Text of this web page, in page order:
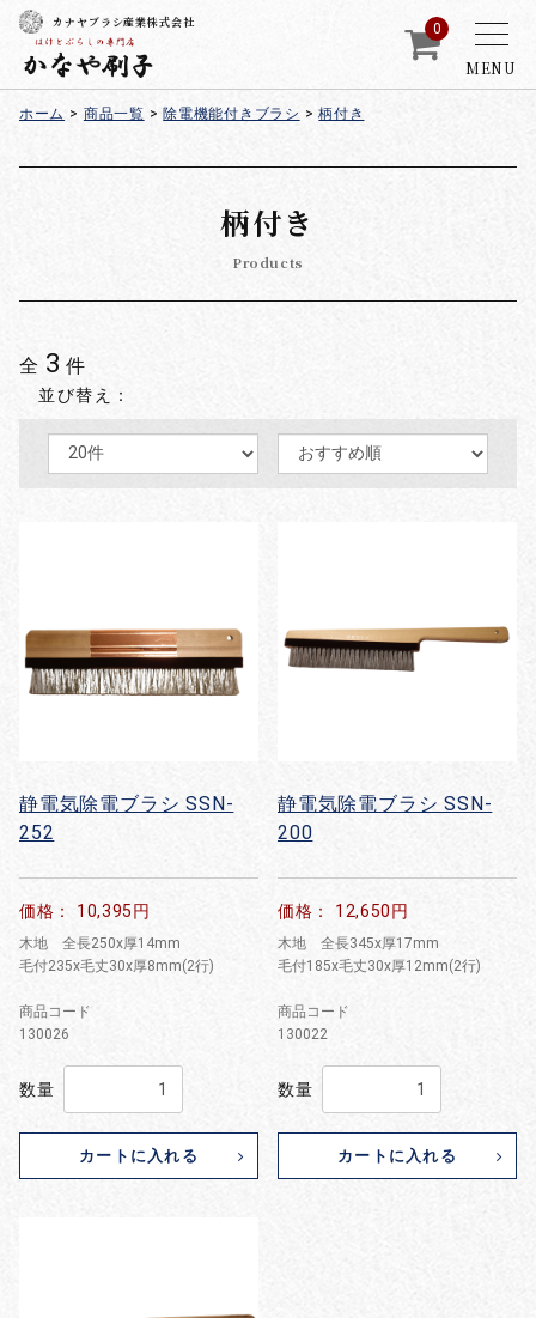
MENU
カナヤブラシ産業株式会社 0
ホーム > 商品一覧 > 除電機能付きブラシ > 柄付き
柄付き
Products
全 3 件
並び替え：
静電気除電ブラシ SSN-
252
価格： 10,395円
木地 全長250x厚14mm
毛付235x毛丈30x厚8mm(2行)
商品コード
130026
数量
カートに入れる
静電気除電ブラシ SSN-
200
価格： 12,650円
木地 全長345x厚17mm
毛付185x毛丈30x厚12mm(2行)
商品コード
130022
数量
カートに入れる